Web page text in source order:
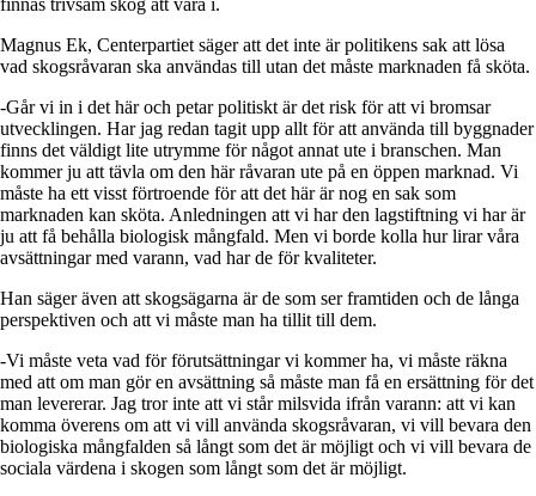
Magnus Ek, Centerpartiet säger att det inte är politikens sak att lösa
vad skogsråvaran ska användas till utan det måste marknaden få sköta.
-Går vi in i det här och petar politiskt är det risk för att vi bromsar
utvecklingen. Har jag redan tagit upp allt för att använda till byggnader
finns det väldigt lite utrymme för något annat ute i branschen. Man
kommer ju att tävla om den här råvaran ute på en öppen marknad. Vi
måste ha ett visst förtroende för att det här är nog en sak som
marknaden kan sköta. Anledningen att vi har den lagstiftning vi har är
ju att få behålla biologisk mångfald. Men vi borde kolla hur lirar våra
avsättningar med varann, vad har de för kvaliteter.
Han säger även att skogsägarna är de som ser framtiden och de långa
perspektiven och att vi måste man ha tillit till dem.
-Vi måste veta vad för förutsättningar vi kommer ha, vi måste räkna
med att om man gör en avsättning så måste man få en ersättning för det
man levererar. Jag tror inte att vi står milsvida ifrån varann: att vi kan
komma överens om att vi vill använda skogsråvaran, vi vill bevara den
biologiska mångfalden så långt som det är möjligt och vi vill bevara de
sociala värdena i skogen som långt som det är möjligt.